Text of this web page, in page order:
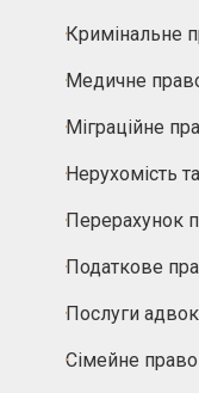
Кримінальне
Медичне
Міграційне
Нерухомість
Перерахунок
Податкове
Послуги
Сімейне право